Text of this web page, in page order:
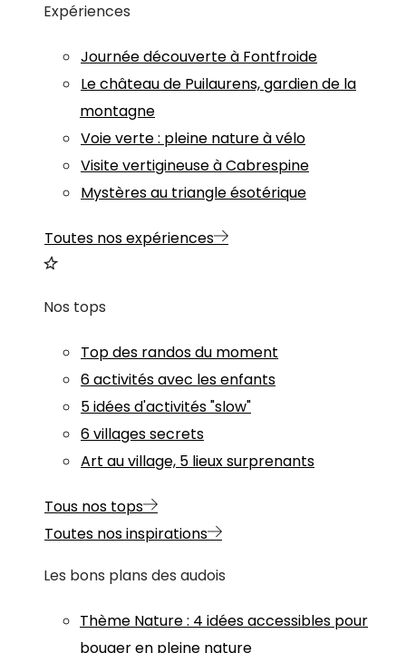
Expériences
Journée découverte à Fontfroide
Le château de Puilaurens, gardien de la
montagne
Voie verte : pleine nature à vélo
Visite vertigineuse à Cabrespine
Mystères au triangle ésotérique
Toutes nos expériences
Nos tops
Top des randos du moment
6 activités avec les enfants
5 idées d'activités "slow"
6 villages secrets
Art au village, 5 lieux surprenants
Tous nos tops
Toutes nos inspirations
Les bons plans des audois
Thème Nature: 4 idées accessibles pour
bouger en pleine nature